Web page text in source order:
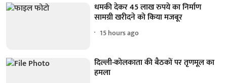
धमकी देकर 45 लाख रुपये का निर्माण
सामग्री खरीदने को किया मजबूर
15 hours ago
दिल्ली-कोलकाता की बैठकों पर तृणमूल का
हमला